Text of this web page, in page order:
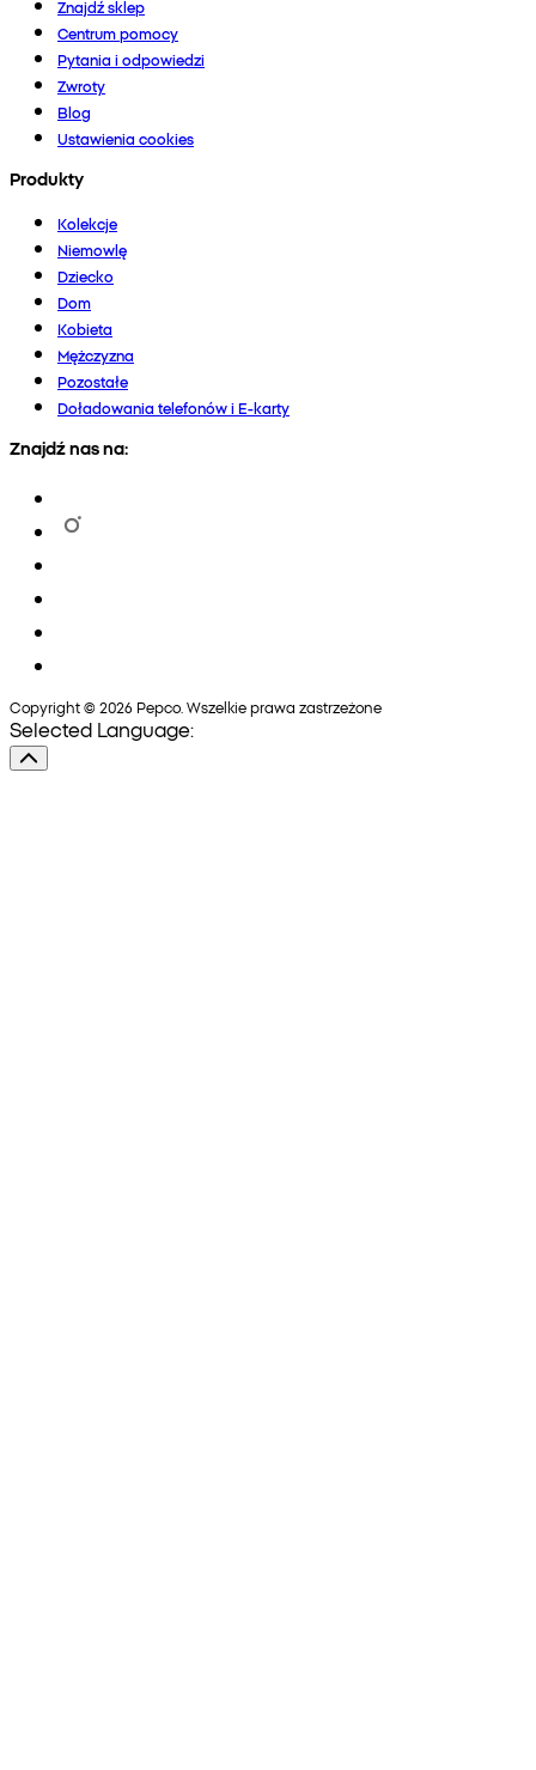
Znajdź sklep
Centrum pomocy
Pytania i odpowiedzi
Zwroty
Blog
Ustawienia cookies
Produkty
Kolekcje
Niemowlę
Dziecko
Dom
Kobieta
Mężczyzna
Pozostałe
Doładowania telefonów i E-karty
Znajdź nas na:
Copyright © 2026 Pepco. Wszelkie prawa zastrzeżone
Selected Language: